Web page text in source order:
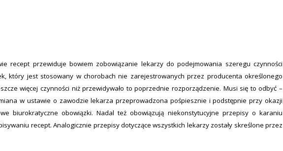
recept przewiduje bowiem zobowiązanie lekarzy do podejmowania szeregu czynności
który jest stosowany w chorobach nie zarejestrowanych przez producenta określonego
więcej czynności niż przewidywało to poprzednie rozporządzenie. Musi się to odbyć –
w ustawie o zawodzie lekarza przeprowadzona pośpiesznie i podstępnie przy okazji
biurokratyczne obowiązki. Nadal też obowiązują niekonstytucyjne przepisy o karaniu
recept. Analogicznie przepisy dotyczące wszystkich lekarzy zostały skreślone przez